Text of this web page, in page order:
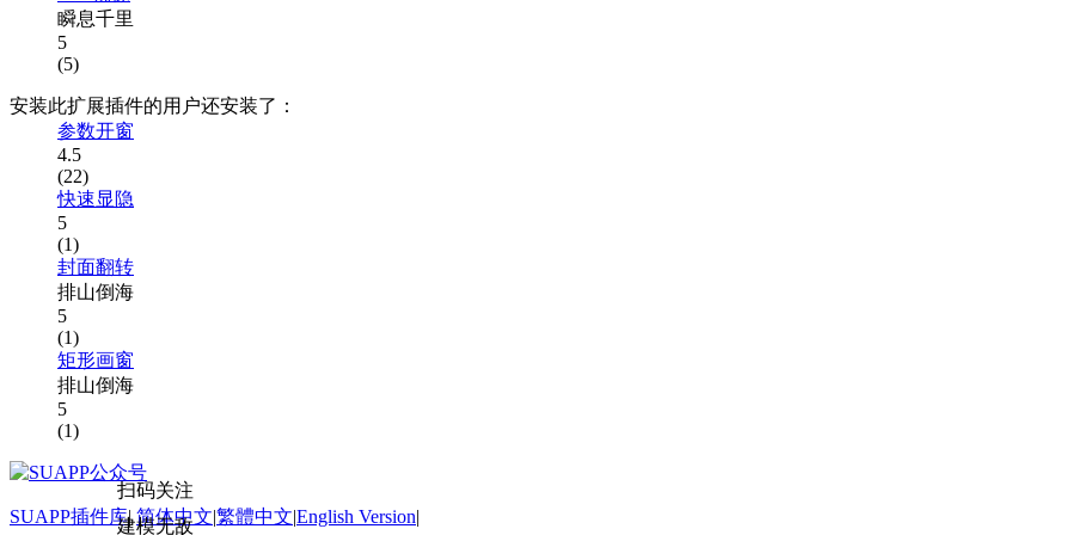
瞬息千里
5
(5)
安装此扩展插件的用户还安装了：
参数开窗
4.5
(22)
快速显隐
5
(1)
封面翻转
排山倒海
5
(1)
矩形画窗
排山倒海
5
(1)
扫码关注
建模无敌
SUAPP插件库| 简体中文|繁體中文|English Version|